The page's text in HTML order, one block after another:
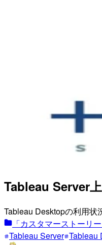
Tableau Server
Tableau Desktopの利用状
「カスタマーストーリ
Tableau Server Tableau